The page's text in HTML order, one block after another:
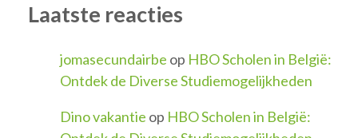
Laatste reacties
jomasecundairbe op HBO Scholen in België:
Ontdek de Diverse Studiemogelijkheden
Dino vakantie op HBO Scholen in België: